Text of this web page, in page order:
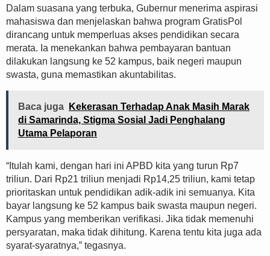
Dalam suasana yang terbuka, Gubernur menerima aspirasi
mahasiswa dan menjelaskan bahwa program GratisPol
dirancang untuk memperluas akses pendidikan secara
merata. Ia menekankan bahwa pembayaran bantuan
dilakukan langsung ke 52 kampus, baik negeri maupun
swasta, guna memastikan akuntabilitas.
Baca juga
Kekerasan Terhadap Anak Masih Marak
di Samarinda, Stigma Sosial Jadi Penghalang
Utama Pelaporan
“Itulah kami, dengan hari ini APBD kita yang turun Rp7
triliun. Dari Rp21 triliun menjadi Rp14,25 triliun, kami tetap
prioritaskan untuk pendidikan adik-adik ini semuanya. Kita
bayar langsung ke 52 kampus baik swasta maupun negeri.
Kampus yang memberikan verifikasi. Jika tidak memenuhi
persyaratan, maka tidak dihitung. Karena tentu kita juga ada
syarat-syaratnya,” tegasnya.